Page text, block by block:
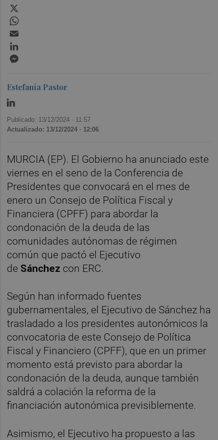
Estefanía Pastor
Publicado: 13/12/2024 · 11:57
Actualizado: 13/12/2024 · 12:06
MURCIA (EP). El Gobierno ha anunciado este
viernes en el seno de la Conferencia de
Presidentes que convocará en el mes de
enero un Consejo de Política Fiscal y
Financiera (CPFF) para abordar la
condonación de la deuda de las
comunidades autónomas de régimen
común que pactó el Ejecutivo
de Sánchez con ERC.
Según han informado fuentes
gubernamentales, el Ejecutivo de Sánchez ha
trasladado a los presidentes autonómicos la
convocatoria de este Consejo de Política
Fiscal y Financiero (CPFF), que en un primer
momento está previsto para abordar la
condonación de la deuda, aunque también
saldrá a colación la reforma de la
financiación autonómica previsiblemente.
Asimismo, el Ejecutivo ha propuesto a las